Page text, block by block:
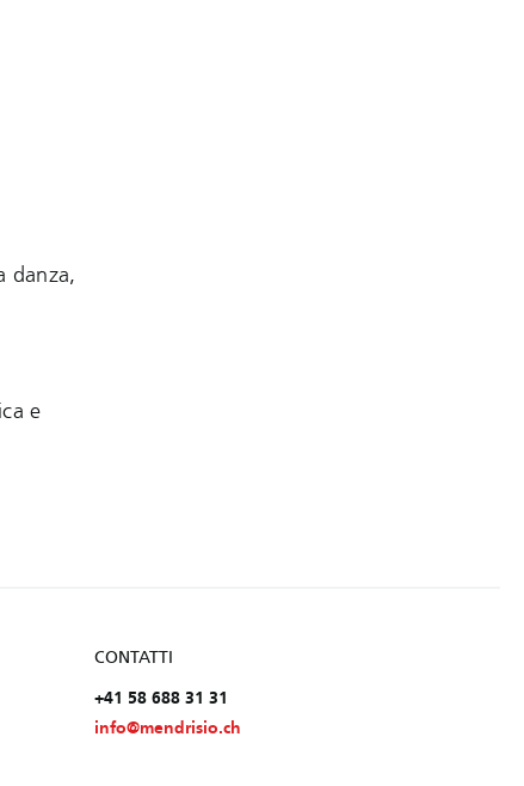
danza,
e
CONTATTI
+41 58 688 31 31
info@mendrisio.ch